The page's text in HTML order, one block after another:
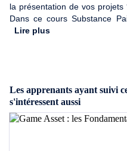
la présentation de vos projets
Dans ce cours Substance
vous accompagnera dans la
Lire plus
Les apprenants ayant suivi
s'intéressent aussi